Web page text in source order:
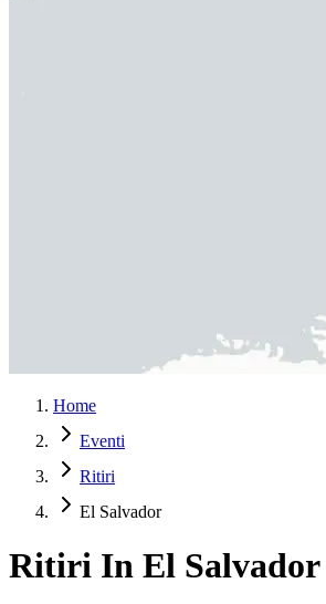
Home
Eventi
Ritiri
El Salvador
Ritiri In El Salvador